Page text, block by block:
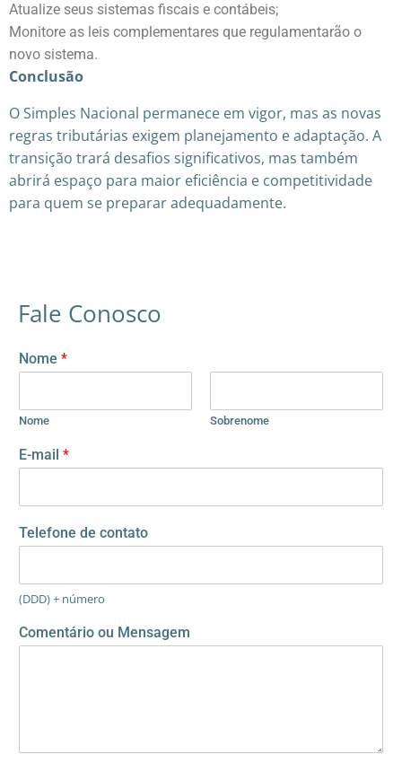
Atualize seus sistemas fiscais e contábeis;
Monitore as leis complementares que regulamentarão o
novo sistema.
Conclusão
O Simples Nacional permanece em vigor, mas as novas
regras tributárias exigem planejamento e adaptação. A
transição trará desafios significativos, mas também
abrirá espaço para maior eficiência e competitividade
para quem se preparar adequadamente.
Fale Conosco
Nome *
Nome Sobrenome
E-mail *
Telefone de contato
(DDD) + número
Comentário ou Mensagem